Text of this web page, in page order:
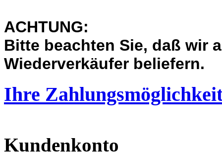
ACHTUNG:
Bitte beachten Sie, daß wir
Wiederverkäufer beliefern.
Ihre
Kundenkonto